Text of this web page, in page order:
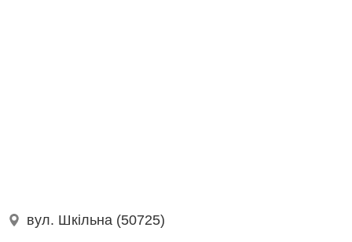
вул. Шкільна (50725)